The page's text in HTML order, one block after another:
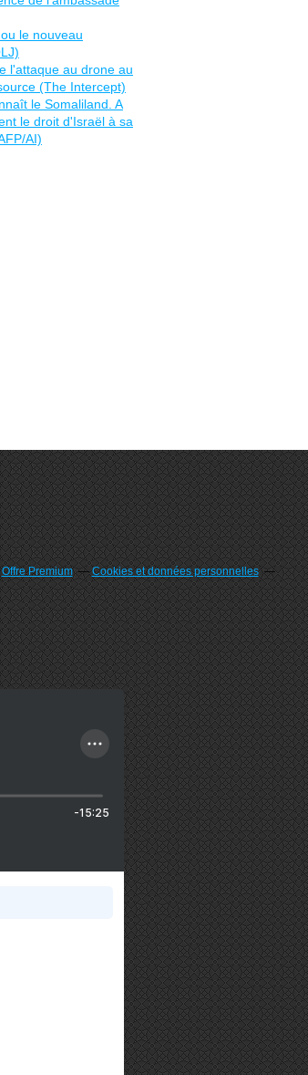
Offre Premium
Cookies et données personnelles
-15:25